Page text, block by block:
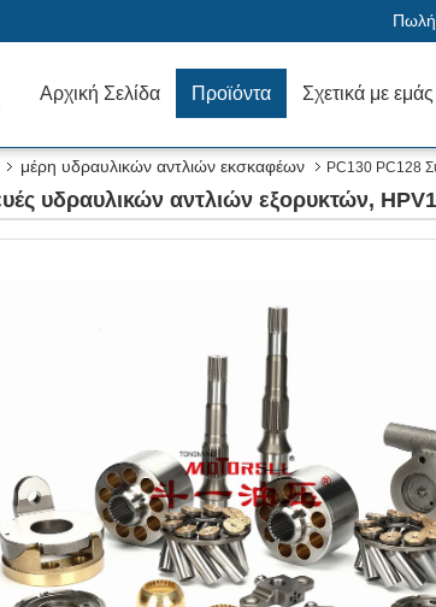
Αρχική Σελίδα Προϊόντα Σχετικά με εμάς
μέρη υδραυλικών αντλιών εκσκαφέων PC130 PC128
υδραυλικών αντλιών εξορυκτών,